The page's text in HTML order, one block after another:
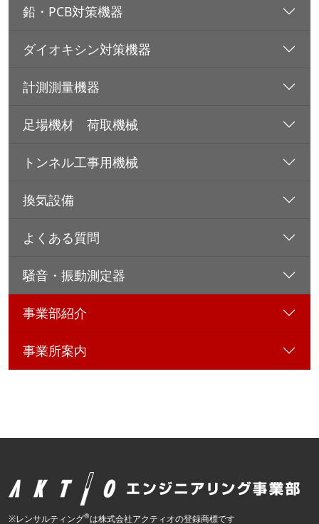
鉛・PCB対策機器
ダイオキシン対策機器
計測測量機器
足場機材 荷取機械
トンネル工事用機械
換気設備
よくある質問
騒音・振動測定器
事業部紹介
事業所案内
※レンサルティング®は株式会社アクティオの登録商標です